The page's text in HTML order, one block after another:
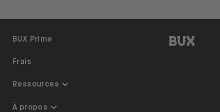
BUX |
BUX Prime
Frais
Ressources
Centre de connaissances
À propos